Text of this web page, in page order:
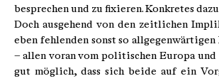
besprechen und zu fixieren. Konkretes
Doch ausgehend von den zeitlichen
eben fehlenden sonst so allgegenwärtigen
– allen voran vom politischen Europa
gut möglich, dass sich beide auf ein